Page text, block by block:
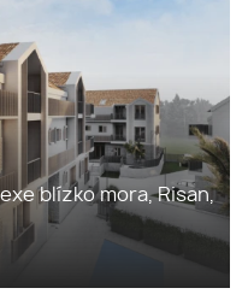
blízko mora, Risan,